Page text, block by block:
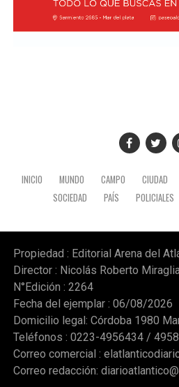
INICIO MUNDO CAMPO CIUDAD
SOCIEDAD
PAÍS POLICIALES
Propiedad : Editorial Arena del
Director : Nicolás Roberto
N°Edición : 2264
Fecha del ejemplar : 06/08/2026
Domicilio legal: Córdoba 1980
Teléfonos : 0223-4956434 /
Correo comercial :
Correo redacción: